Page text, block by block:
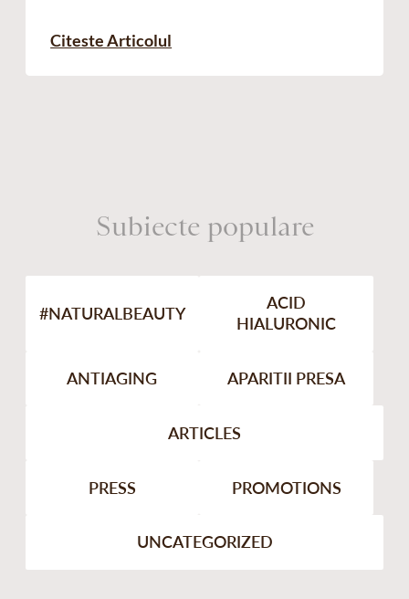
Citeste Articolul
Subiecte populare
#NATURALBEAUTY
ACID
HIALURONIC
ANTIAGING APARITII PRESA
ARTICLES
PRESS PROMOTIONS
UNCATEGORIZED